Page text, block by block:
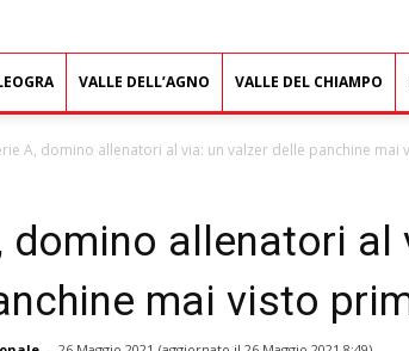
VALLE DELL’AGNO VALLE DEL CHIAMPO
A, domino allenatori al via: un valzer delle panchine mai
domino allenatori al
mai visto